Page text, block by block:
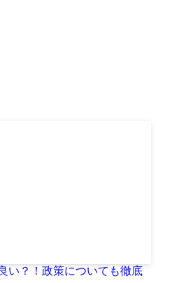
い？！政策についても徹底